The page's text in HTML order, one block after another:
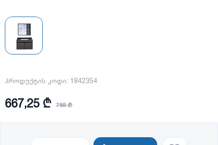
პროდუქტის კოდი: 1842354
667,25 ₾ 785 ₾